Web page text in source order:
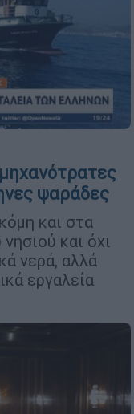
ψαράδες
και στα
και όχι
νερά, αλλά
εργαλεία